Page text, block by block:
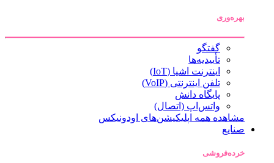
بهره‌وری
گفتگو
تأییدیه‌ها
اینترنت اشیا (IoT)
تلفن اینترنتی (VoIP)
پایگاه دانش
واتس‌اپ (اتصال)
مشاهده همه اپلیکیشن‌های اودونیکس
صنایع
خرده‌فروشی